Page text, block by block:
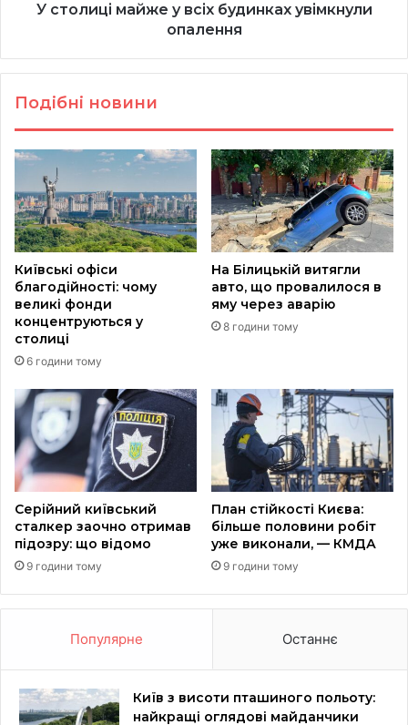
У столиці майже у всіх будинках увімкнули
опалення
Подібні новини
Київські офіси
благодійності: чому
великі фонди
концентруються у
столиці
6 години тому
На Білицькій витягли
авто, що провалилося в
яму через аварію
8 години тому
Серійний київський
сталкер заочно отримав
підозру: що відомо
9 години тому
План стійкості Києва:
більше половини робіт
уже виконали, — КМДА
9 години тому
Популярне Останнє
Київ з висоти пташиного польоту:
найкращі оглядові майданчики